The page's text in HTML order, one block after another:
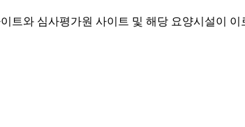
와 심사평가원 사이트 및 해당 요양시설이